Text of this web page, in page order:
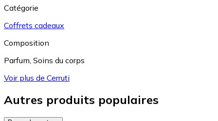
Catégorie
Coffrets cadeaux
Composition
Parfum Soins du corps
Voir plus de Cerruti
Autres produits populaires